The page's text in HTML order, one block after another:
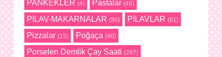
PANKEKLER (4) Pastalar (46)
PİLAV-MAKARNALAR (86) PİLAVLAR (61)
Pizzalar (15) Poğaça (40)
Porselen Demlik Çay Saati (267)